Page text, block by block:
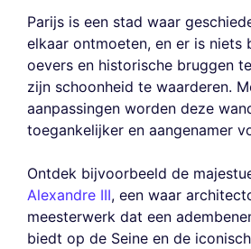
Parijs is een stad waar
elkaar ontmoeten, en er is niets
oevers en historische bruggen
zijn schoonheid te waarderen.
aanpassingen worden deze
toegankelijker en aangenamer
Ontdek bijvoorbeeld de
Alexandre III, een waar
meesterwerk dat een
biedt op de Seine en de